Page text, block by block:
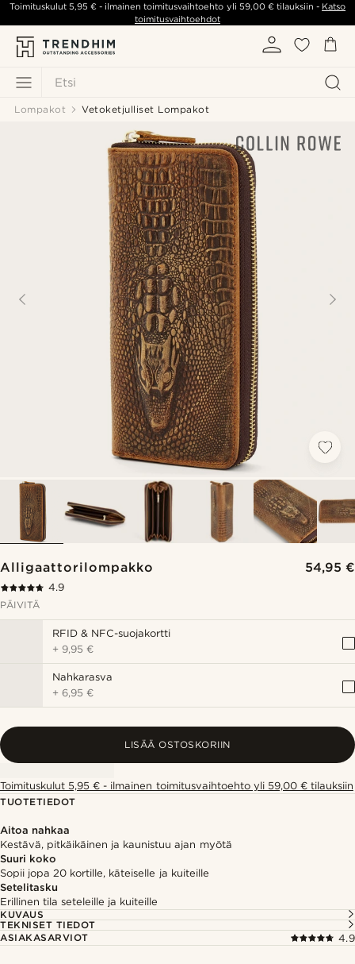
Etsi
Toimituskulut5,95 € - ilmainen toimitusvaihtoehto yli 59,00 €tilauksiin - Katso
toimitusvaihtoehdot
Lompakot Vetoketjulliset Lompakot
Alligaattorilompakko 54,95 €
4.9
PÄIVITÄ
RFID & NFC-suojakortti
+ 9,95 €
Nahkarasva
+6,95 €
LISÄÄ OSTOSKORIIN
Toimituskulut 5,95 € - ilmainen toimitusvaihtoehto yli 59,00 € tilauksiin
TUOTETIEDOT
Aitoa nahkaa
Kestävä, pitkäikäinen ja kaunistuu ajan myötä
Suuri koko
Sopii jopa 20 kortille, käteiselle ja kuiteille
Setelitasku
Erillinen tila seteleille ja kuiteille
KUVAUS
TEKNISET TIEDOT
ASIAKASARVIOT
4.9